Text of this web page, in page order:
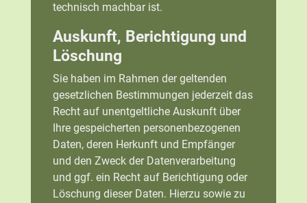
technisch machbar ist.
Auskunft, Berichtigung und
Löschung
Sie haben im Rahmen der geltenden
gesetzlichen Bestimmungen jederzeit das
Recht auf unentgeltliche Auskunft über
Ihre gespeicherten personenbezogenen
Daten, deren Herkunft und Empfänger
und den Zweck der Datenverarbeitung
und ggf. ein Recht auf Berichtigung oder
Löschung dieser Daten. Hierzu sowie zu